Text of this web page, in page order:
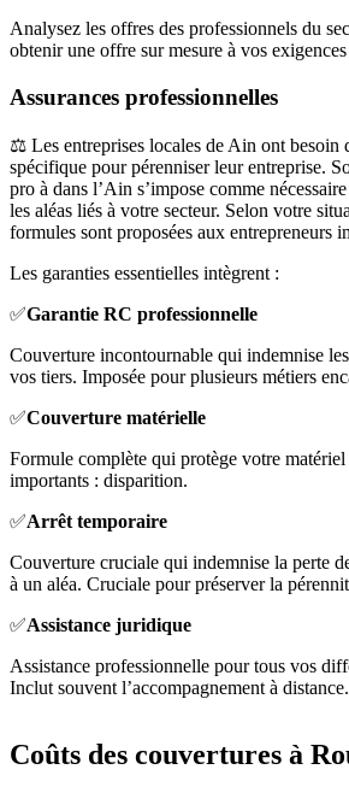
Analysez les offres des professionnels du
obtenir une offre sur mesure à vos
Assurances professionnelles
⚖️ Les entreprises locales de Ain ont besoin
spécifique pour pérenniser leur entreprise.
pro à dans l’Ain s’impose comme
les aléas liés à votre secteur. Selon votre
formules sont proposées aux entrepreneurs
Les garanties essentielles intègrent :
✅Garantie RC professionnelle
Couverture incontournable qui indemnise
vos tiers. Imposée pour plusieurs métiers
✅Couverture matérielle
Formule complète qui protège votre matériel
importants : disparition.
✅Arrêt temporaire
Couverture cruciale qui indemnise la perte
à un aléa. Cruciale pour préserver la
✅Assistance juridique
Assistance professionnelle pour tous vos
Inclut souvent l’accompagnement à distance.
Coûts des couvertures à